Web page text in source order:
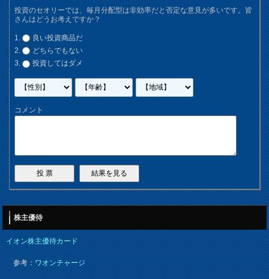
投資のセオリーでは、毎月分配型は非効率だと否定な意見が多いです。皆
さんはどうお考えですか？
良い投資商品だ
どちらでもない
投資してはダメ
コメント
株主優待
イオン株主優待カード
参考：ワオンチャージ